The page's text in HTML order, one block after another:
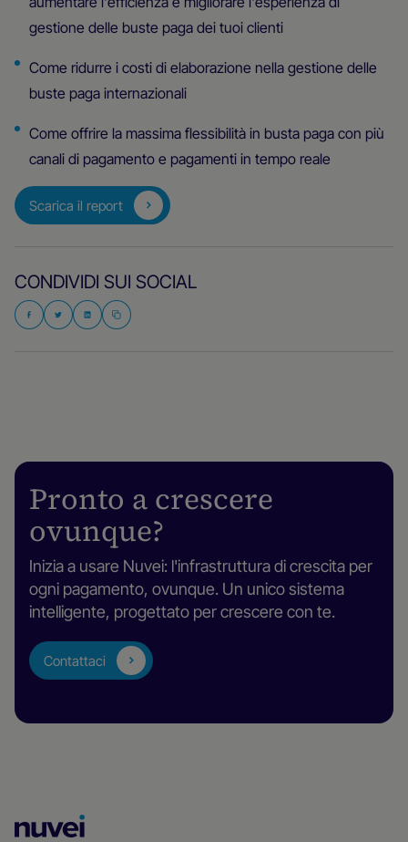
gestione delle buste paga dei tuoi clienti
Come ridurre i costi di elaborazione nella gestione delle
buste paga internazionali
Come offrire la massima flessibilità in busta paga con più
canali di pagamento e pagamenti in tempo reale
Scarica il report
CONDIVIDI SUI SOCIAL
Pronto a crescere
ovunque?
Inizia a usare Nuvei: l'infrastruttura di crescita per
ogni pagamento, ovunque. Un unico sistema
intelligente, progettato per crescere con te.
Contattaci